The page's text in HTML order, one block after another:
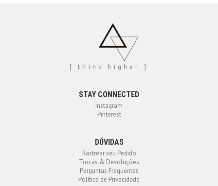
[ think higher ]
STAY CONNECTED
Instagram
Pinterest
DÚVIDAS
Rastrear seu Pedido
Trocas & Devoluções
Perguntas Frequentes
Política de Privacidade